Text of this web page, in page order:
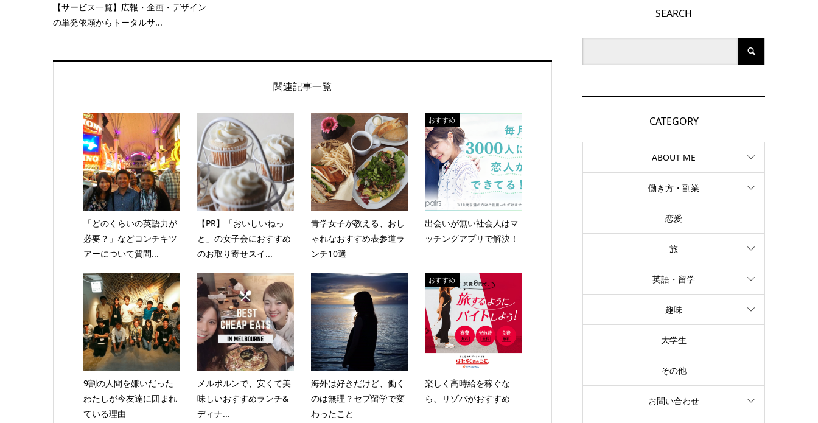
【サービス一覧】広報・企画・デザイン
の単発依頼からトータルサ...
関連記事一覧
「どのくらいの英語力が
必要？」などコンチキツ
アーについて質問...
【PR】「おいしいねっ
と」の女子会におすすめ
のお取り寄せスイ...
青学女子が教える、おし
ゃれなおすすめ表参道ラ
ンチ10選
おすすめ
出会いが無い社会人はマ
ッチングアプリで解決！
9割の人間を嫌いだった
わたしが今友達に囲まれ
ている理由
メルボルンで、安くて美
味しいおすすめランチ&
ディナ...
海外は好きだけど、働く
のは無理？セブ留学で変
わったこと
おすすめ
楽しく高時給を稼ぐな
ら、リゾバがおすすめ
SEARCH
CATEGORY
ABOUT ME
働き方・副業
恋愛
旅
英語・留学
趣味
大学生
その他
お問い合わせ